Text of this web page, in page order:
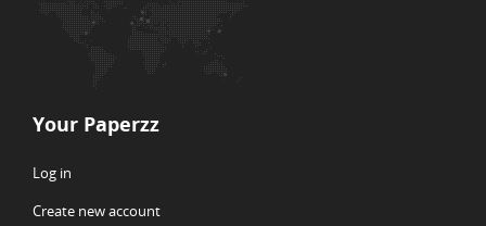
Your Paperzz
Log in
Create new account